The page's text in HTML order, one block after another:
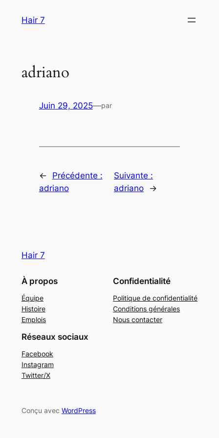
Hair 7
adriano
Juin 29, 2025—par
←
Précédente :
adriano
Suivante :
adriano
→
Hair 7
À propos
Équipe
Histoire
Emplois
Confidentialité
Politique de confidentialité
Conditions générales
Nous contacter
Réseaux sociaux
Facebook
Instagram
Twitter/X
Conçu avec WordPress